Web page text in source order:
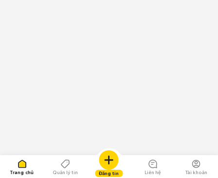
Trang chủ Quản lý tin Đăng tin Liên hệ Tài khoản